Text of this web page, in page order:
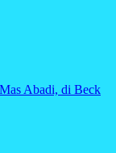
Abadi, di Beck